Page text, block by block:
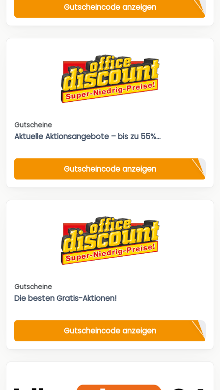
Gutscheincode anzeigen
Gutscheine
Aktuelle Aktionsangebote – bis zu 55%...
Gutscheincode anzeigen
Gutscheine
Die besten Gratis-Aktionen!
Gutscheincode anzeigen